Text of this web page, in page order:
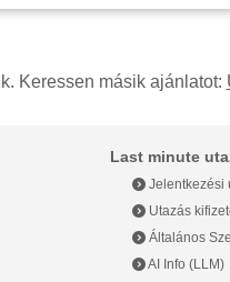
Keressen másik ajánlatot:
Last minute
Jelentkezési
Utazás
Általános
AI Info (LLM)